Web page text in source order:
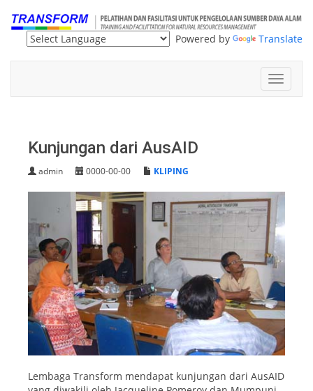
Powered by Translate
Toggle
Kunjungan dari AusAID
admin 0000-00-00 KLIPING
Lembaga Transform mendapat kunjungan dari AusAID